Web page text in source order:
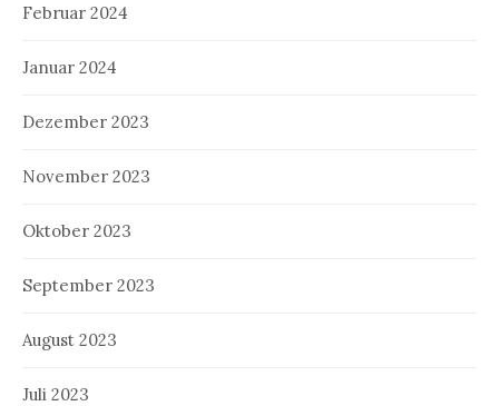
Februar 2024
Januar 2024
Dezember 2023
November 2023
Oktober 2023
September 2023
August 2023
Juli 2023